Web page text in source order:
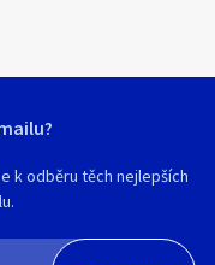
k odběru těch nejlepších